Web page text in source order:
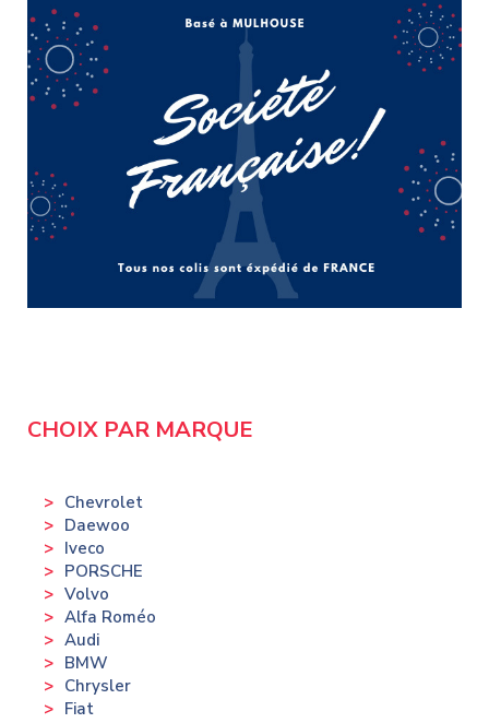
CHOIX PAR MARQUE
Chevrolet
Daewoo
Iveco
PORSCHE
Volvo
Alfa Roméo
Audi
BMW
Chrysler
Fiat